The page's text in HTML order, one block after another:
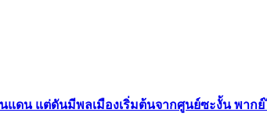
นแดน แต่ดันมีพลเมืองเริ่มต้นจากศูนย์ซะงั้น พาก